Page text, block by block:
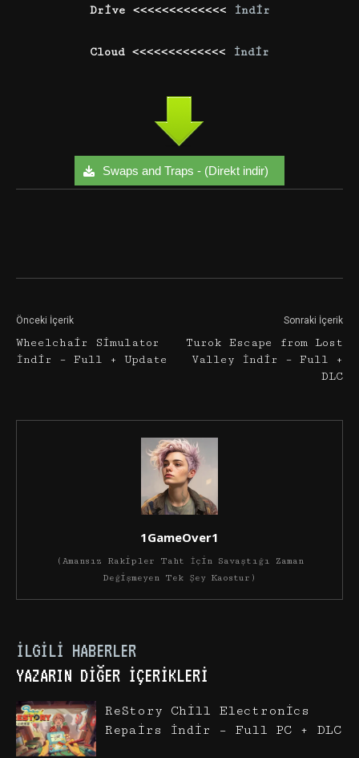
Drive <<<<<<<<<<<<< İndir
Cloud <<<<<<<<<<<<< İndir
Swaps and Traps - (Direkt indir)
Önceki İçerik
Wheelchair Simulator
İndir – Full + Update
Sonraki İçerik
Turok Escape from Lost
Valley İndir – Full +
DLC
1GameOver1
(Amansız Rakipler Taht İçin Savaştığı Zaman
Değişmeyen Tek Şey Kaostur)
İLGILI HABERLER
YAZARIN DIĞER İÇERIKLERI
ReStory Chill Electronics
Repairs İndir – Full PC + DLC